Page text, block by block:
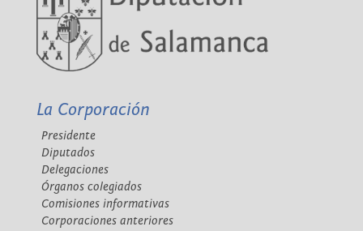
La Corporación
Presidente
Diputados
Delegaciones
Órganos colegiados
Comisiones informativas
Corporaciones anteriores